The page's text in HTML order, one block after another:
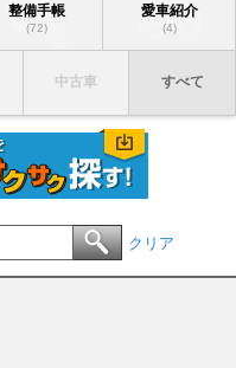
整備手帳
(72)
愛車紹介
(4)
中古車 すべて
クリア